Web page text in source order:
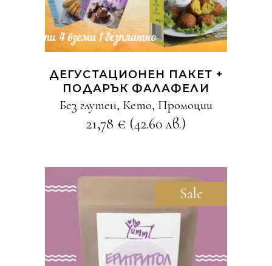
ДЕГУСТАЦИОНЕН ПАКЕТ +
ПОДАРЪК ФАЛАФЕЛИ
Без глутен, Кето, Промоции
21,78 € (42.60 лв.)
Sale
КУПИ